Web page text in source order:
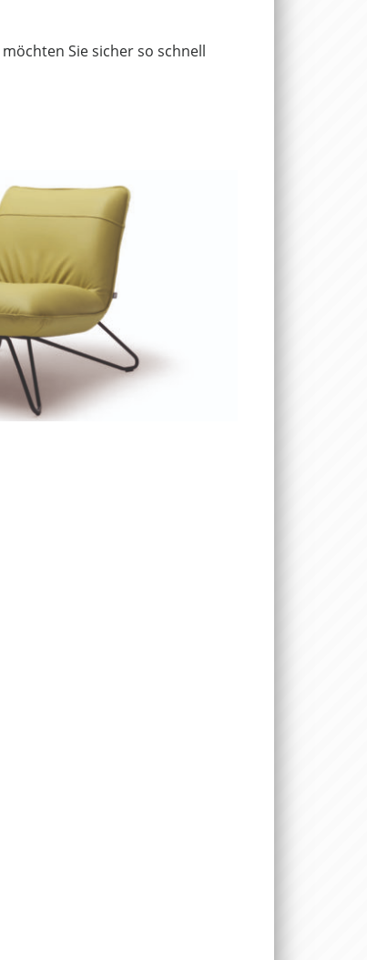
möchten Sie sicher so schnell